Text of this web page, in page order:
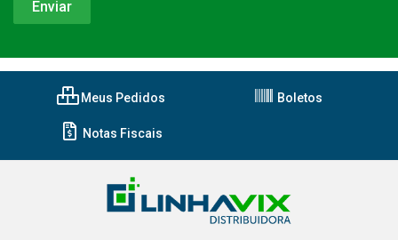
Meus Pedidos Boletos
Notas Fiscais